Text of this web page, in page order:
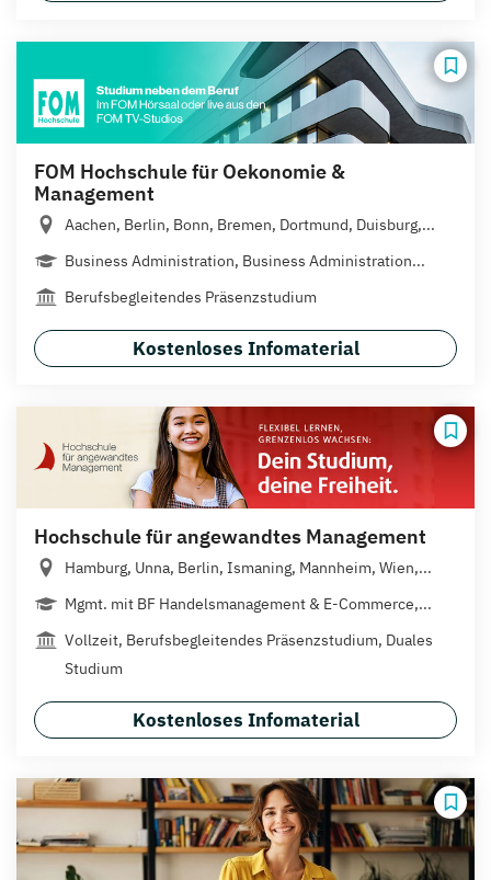
FOM Hochschule für Oekonomie &
Management
Aachen, Berlin, Bonn, Bremen, Dortmund, Duisburg,...
Business Administration, Business Administration...
Berufsbegleitendes Präsenzstudium
Kostenloses Infomaterial
Hochschule für angewandtes Management
Hamburg, Unna, Berlin, Ismaning, Mannheim, Wien,...
Mgmt. mit BF Handelsmanagement & E-Commerce,...
Vollzeit, Berufsbegleitendes Präsenzstudium, Duales
Studium
Kostenloses Infomaterial